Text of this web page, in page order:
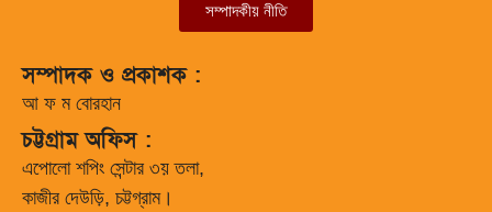
সম্পাদকীয় নীতি
সম্পাদক ও প্রকাশক :
আ ফ ম বোরহান
চট্টগ্রাম অফিস :
এপোলো শপিং সেন্টার ৩য় তলা,
কাজীর দেউড়ি, চট্টগ্রাম।